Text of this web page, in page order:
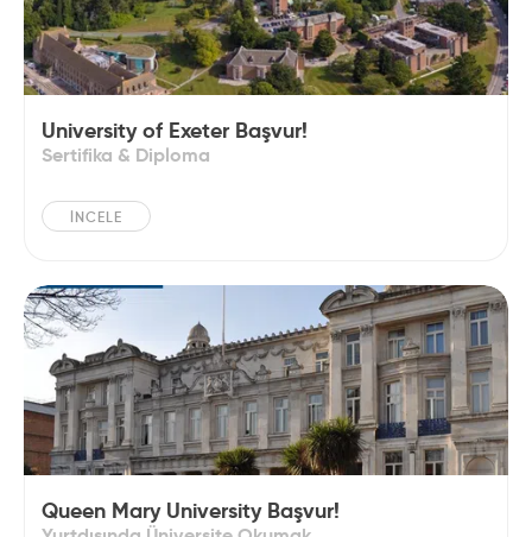
University of Exeter Başvur!
Sertifika & Diploma
İNCELE
Queen Mary University Başvur!